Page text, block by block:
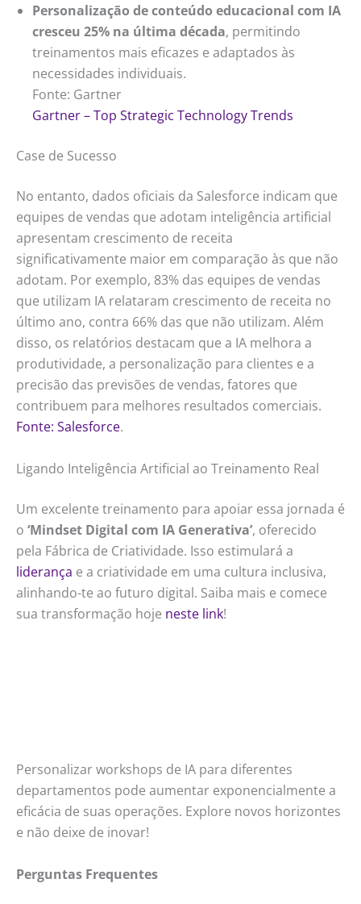
Personalização de conteúdo educacional com IA
cresceu 25% na última década, permitindo
treinamentos mais eficazes e adaptados às
necessidades individuais.
Fonte: Gartner
Gartner – Top Strategic Technology Trends
Case de Sucesso
No entanto, dados oficiais da Salesforce indicam que
equipes de vendas que adotam inteligência artificial
apresentam crescimento de receita
significativamente maior em comparação às que não
adotam. Por exemplo, 83% das equipes de vendas
que utilizam IA relataram crescimento de receita no
último ano, contra 66% das que não utilizam. Além
disso, os relatórios destacam que a IA melhora a
produtividade, a personalização para clientes e a
precisão das previsões de vendas, fatores que
contribuem para melhores resultados comerciais.
Fonte: Salesforce.
Ligando Inteligência Artificial ao Treinamento Real
Um excelente treinamento para apoiar essa jornada é
o ‘Mindset Digital com IA Generativa’, oferecido
pela Fábrica de Criatividade. Isso estimulará a
liderança e a criatividade em uma cultura inclusiva,
alinhando-te ao futuro digital. Saiba mais e comece
sua transformação hoje neste link!
Personalizar workshops de IA para diferentes
departamentos pode aumentar exponencialmente a
eficácia de suas operações. Explore novos horizontes
e não deixe de inovar!
Perguntas Frequentes